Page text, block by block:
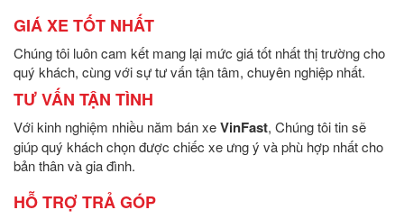
GIÁ XE TỐT NHẤT
Chúng tôi luôn cam kết mang lại mức giá tốt nhất thị trường cho
quý khách, cùng với sự tư vấn tận tâm, chuyên nghiệp nhất.
TƯ VẤN TẬN TÌNH
Với kinh nghiệm nhiều năm bán xeVinFast, Chúng tôi tin sẽ
giúp quý khách chọn được chiếc xe ưng ý và phù hợp nhất cho
bản thân và gia đình.
HỖ TRỢ TRẢ GÓP